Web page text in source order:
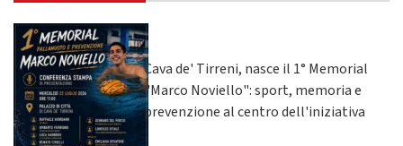
Cava de' Tirreni, nasce il 1° Memorial
"Marco Noviello": sport, memoria e
prevenzione al centro dell'iniziativa